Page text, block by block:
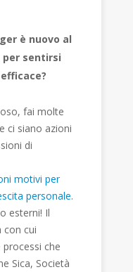
è nuovo al
per sentirsi
fai molte
ci siano azioni
di
motivi per
personale.
esterni! Il
con cui
che
Sica, Società